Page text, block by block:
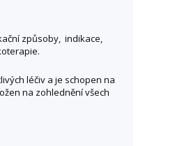
způsoby, indikace,
léčiv a je schopen na
na zohlednění všech